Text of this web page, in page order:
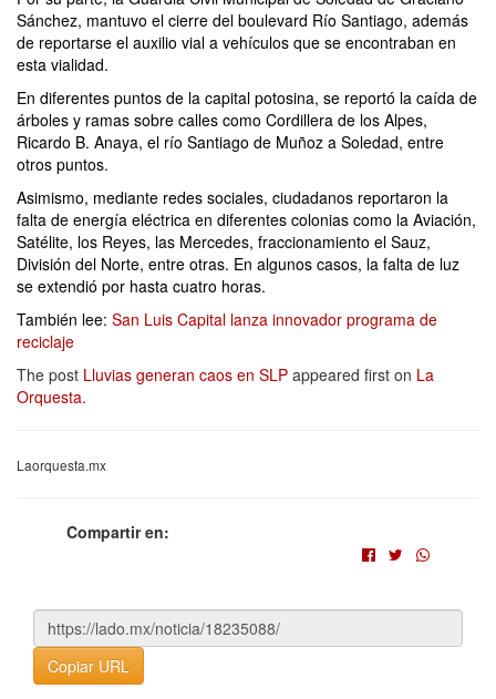
Sánchez, mantuvo el cierre del boulevard Río Santiago, además
de reportarse el auxilio vial a vehículos que se encontraban en
esta vialidad.
En diferentes puntos de la capital potosina, se reportó la caída de
árboles y ramas sobre calles como Cordillera de los Alpes,
Ricardo B. Anaya, el río Santiago de Muñoz a Soledad, entre
otros puntos.
Asimismo, mediante redes sociales, ciudadanos reportaron la
falta de energía eléctrica en diferentes colonias como la Aviación,
Satélite, los Reyes, las Mercedes, fraccionamiento el Sauz,
División del Norte, entre otras. En algunos casos, la falta de luz
se extendió por hasta cuatro horas.
También lee: San Luis Capital lanza innovador programa de
reciclaje
The post Lluvias generan caos en SLP appeared first on La
Orquesta.
Laorquesta.mx
Compartir en:
Copiar URL